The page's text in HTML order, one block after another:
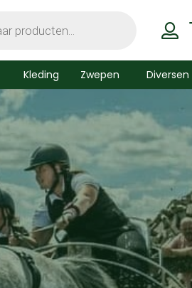
Kleding Zwepen Diversen